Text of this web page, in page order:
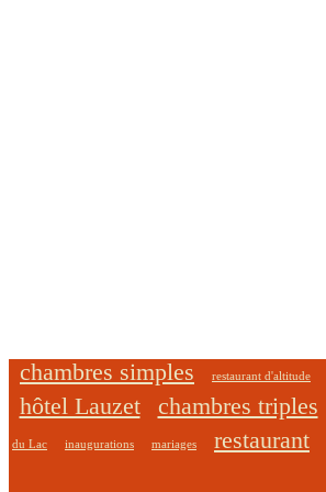
chambres simples restaurant d'altitude
hôtel Lauzet
chambres triples
du Lac inaugurations mariages restaurant